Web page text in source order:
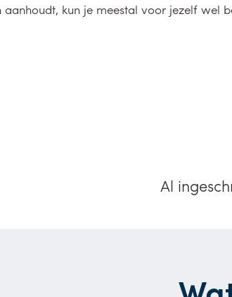
aanhoudt, kun je meestal voor jezelf wel
Al